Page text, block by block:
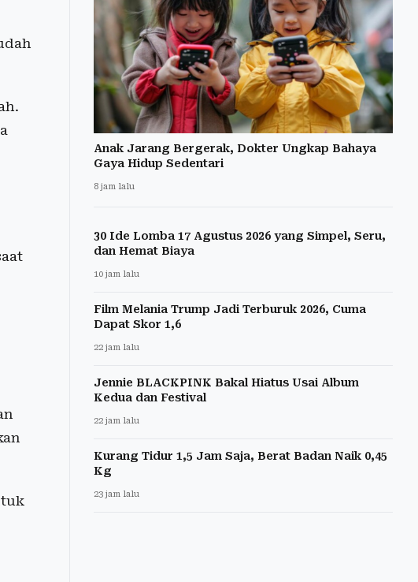
Anak Jarang Bergerak, Dokter Ungkap Bahaya
Gaya Hidup Sedentari
8 jam lalu
30 Ide Lomba 17 Agustus 2026 yang Simpel, Seru,
dan Hemat Biaya
10 jam lalu
Film Melania Trump Jadi Terburuk 2026, Cuma
Dapat Skor 1,6
22 jam lalu
Jennie BLACKPINK Bakal Hiatus Usai Album
Kedua dan Festival
22 jam lalu
Kurang Tidur 1,5 Jam Saja, Berat Badan Naik 0,45
Kg
23 jam lalu